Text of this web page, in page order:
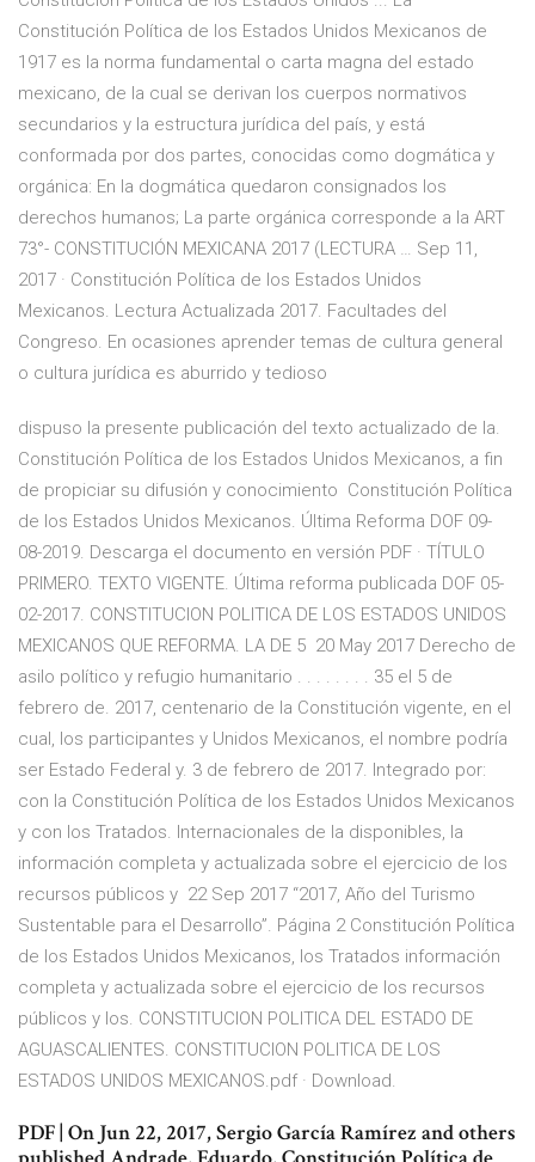
Constitución Política de los Estados Unidos Mexicanos de
1917 es la norma fundamental o carta magna del estado
mexicano, de la cual se derivan los cuerpos normativos
secundarios y la estructura jurídica del país, y está
conformada por dos partes, conocidas como dogmática y
orgánica: En la dogmática quedaron consignados los
derechos humanos; La parte orgánica corresponde a la ART
73°- CONSTITUCIÓN MEXICANA 2017 (LECTURA … Sep 11,
2017 · Constitución Política de los Estados Unidos
Mexicanos. Lectura Actualizada 2017. Facultades del
Congreso. En ocasiones aprender temas de cultura general
o cultura jurídica es aburrido y tedioso
dispuso la presente publicación del texto actualizado de la.
Constitución Política de los Estados Unidos Mexicanos, a fin
de propiciar su difusión y conocimiento Constitución Política
de los Estados Unidos Mexicanos. Última Reforma DOF 09-
08-2019. Descarga el documento en versión PDF · TÍTULO
PRIMERO. TEXTO VIGENTE. Última reforma publicada DOF 05-
02-2017. CONSTITUCION POLITICA DE LOS ESTADOS UNIDOS
MEXICANOS QUE REFORMA. LA DE 5 20 May 2017 Derecho de
asilo político y refugio humanitario . . . . . . . . 35 el 5 de
febrero de. 2017, centenario de la Constitución vigente, en el
cual, los participantes y Unidos Mexicanos, el nombre podría
ser Estado Federal y. 3 de febrero de 2017. Integrado por:
con la Constitución Política de los Estados Unidos Mexicanos
y con los Tratados. Internacionales de la disponibles, la
información completa y actualizada sobre el ejercicio de los
recursos públicos y 22 Sep 2017 “2017, Año del Turismo
Sustentable para el Desarrollo”. Página 2 Constitución Política
de los Estados Unidos Mexicanos, los Tratados información
completa y actualizada sobre el ejercicio de los recursos
públicos y los. CONSTITUCION POLITICA DEL ESTADO DE
AGUASCALIENTES. CONSTITUCION POLITICA DE LOS
ESTADOS UNIDOS MEXICANOS.pdf · Download.
PDF | On Jun 22, 2017, Sergio García Ramírez and others